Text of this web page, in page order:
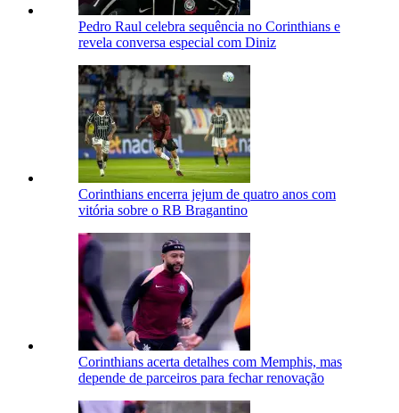
Pedro Raul celebra sequência no Corinthians e
revela conversa especial com Diniz
Corinthians encerra jejum de quatro anos com
vitória sobre o RB Bragantino
Corinthians acerta detalhes com Memphis, mas
depende de parceiros para fechar renovação